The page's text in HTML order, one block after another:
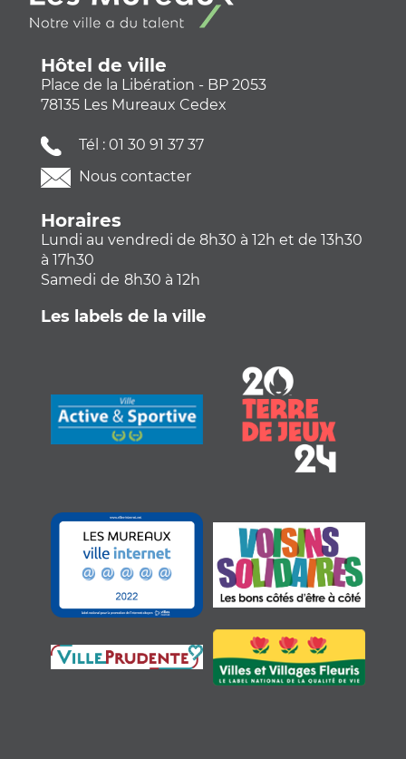
Hôtel de ville
Place de la Libération - BP 2053
78135 Les Mureaux Cedex
Tél : 01 30 91 37 37
Nous contacter
Horaires
Lundi au vendredi de 8h30 à 12h et de 13h30
à 17h30
Samedi de 8h30 à 12h
Les labels de la ville